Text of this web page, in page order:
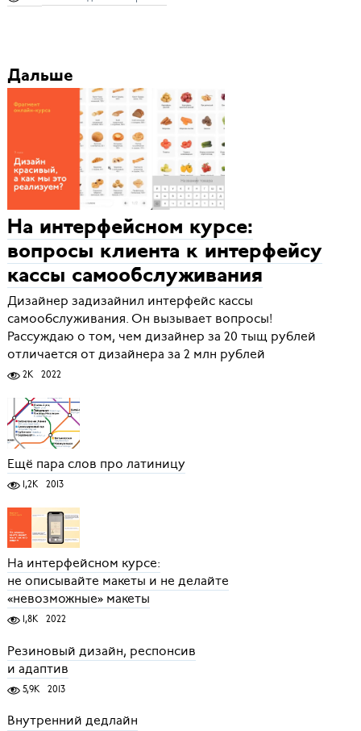
Дальше
На интерфейсном курсе:
вопросы клиента к интерфейсу
кассы самообслуживания
Дизайнер задизайнил интерфейс кассы
самообслуживания. Он вызывает вопросы!
Рассуждаю о том, чем дизайнер за 20 тыщ рублей
отличается от дизайнера за 2 млн рублей
2K 2022
Ещё пара слов про латиницу
1,2K 2013
На интерфейсном курсе:
не описывайте макеты и не делайте
«невозможные» макеты
1,8K 2022
Резиновый дизайн, респонсив
и адаптив
5,9K 2013
Внутренний дедлайн